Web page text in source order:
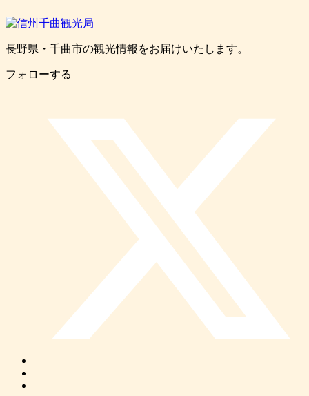
長野県・千曲市の観光情報をお届けいたします。
フォローする